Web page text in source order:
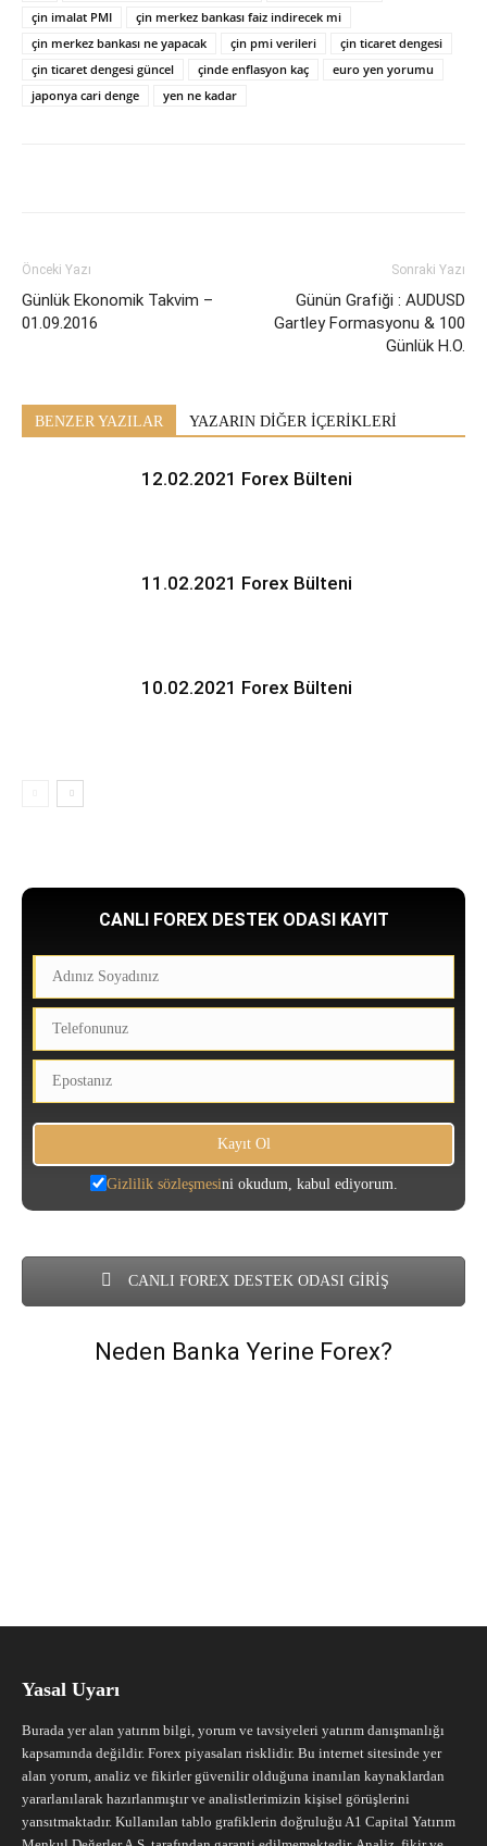
çin imalat PMI
çin merkez bankası faiz indirecek mi
çin merkez bankası ne yapacak
çin pmi verileri
çin ticaret dengesi
çin ticaret dengesi güncel
çinde enflasyon kaç
euro yen yorumu
japonya cari denge
yen ne kadar
Önceki Yazı
Günlük Ekonomik Takvim –
01.09.2016
Sonraki Yazı
Günün Grafiği : AUDUSD
Gartley Formasyonu & 100
Günlük H.O.
BENZER YAZILAR YAZARIN DİĞER İÇERİKLERİ
12.02.2021 Forex Bülteni
11.02.2021 Forex Bülteni
10.02.2021 Forex Bülteni
CANLI FOREX DESTEK ODASI KAYIT
Gizlilik sözleşmesini okudum, kabul ediyorum.
CANLI FOREX DESTEK ODASI GİRİŞ
Neden Banka Yerine Forex?
Yasal Uyarı
Burada yer alan yatırım bilgi, yorum ve tavsiyeleri yatırım danışmanlığı
kapsamında değildir. Forex piyasaları risklidir. Bu internet sitesinde yer
alan yorum, analiz ve fikirler güvenilir olduğuna inanılan kaynaklardan
yararlanılarak hazırlanmıştır ve analistlerimizin kişisel görüşlerini
yansıtmaktadır. Kullanılan tablo grafiklerin doğruluğu A1 Capital Yatırım